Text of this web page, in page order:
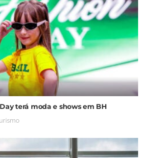
terá moda e shows em BH